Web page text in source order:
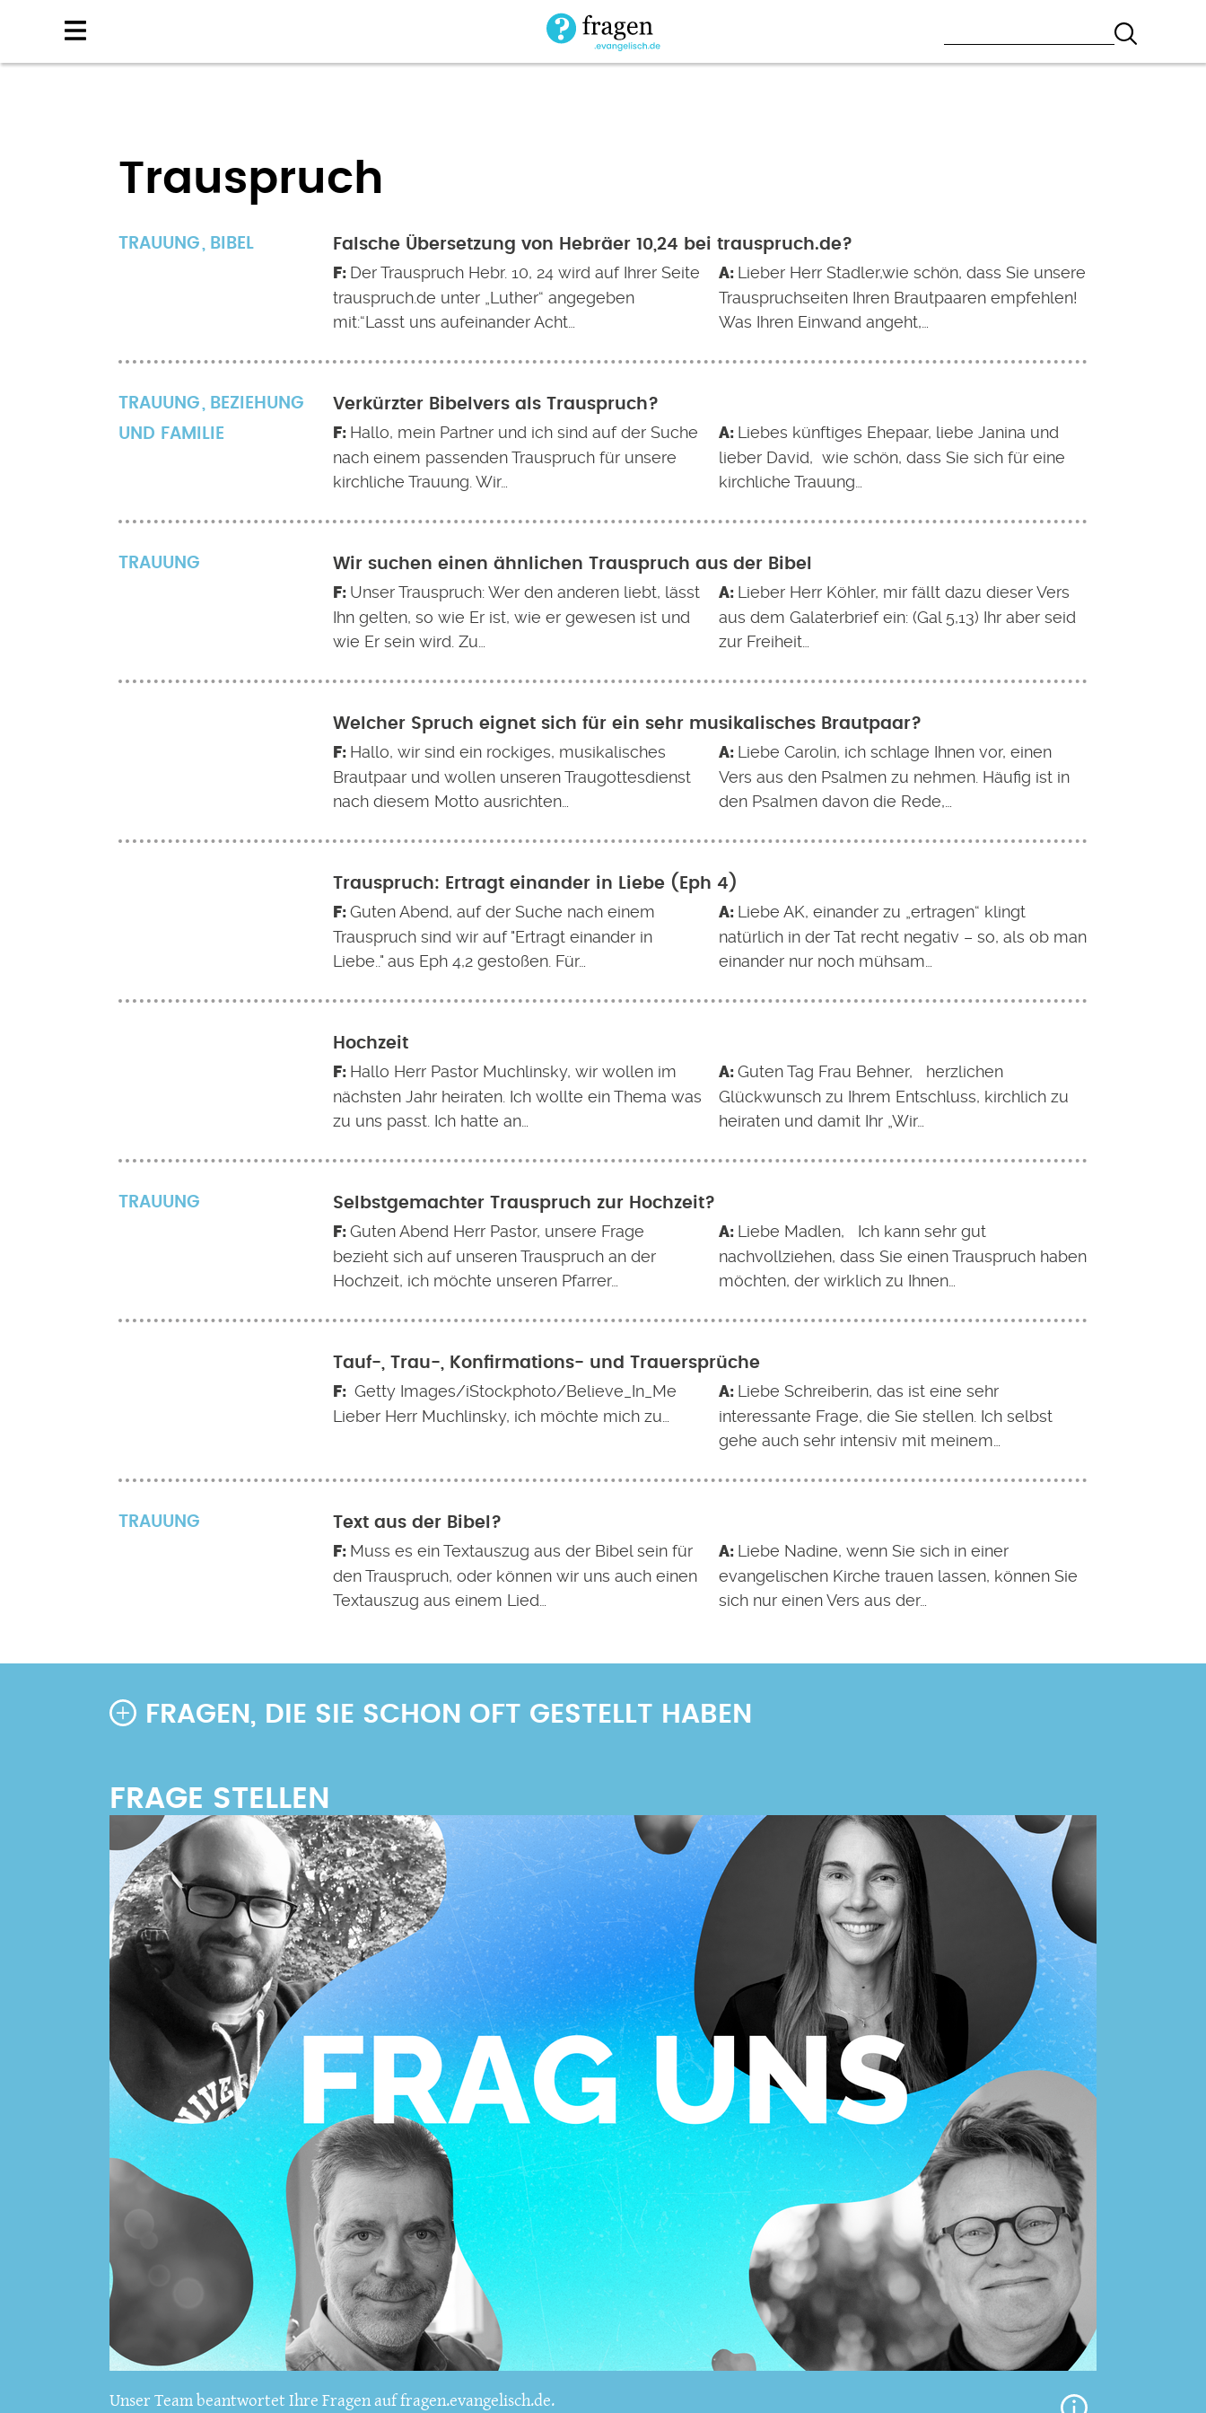
Trauspruch
TRAUUNG BIBEL Falsche Übersetzung von Hebräer 10,24 bei trauspruch.de?
Der Trauspruch Hebr. 10, 24 wird auf Ihrer Seite
trauspruch.de unter „Luther“ angegeben
mit:“Lasst uns aufeinander Acht…
Lieber Herr Stadler,wie schön, dass Sie unsere
Trauspruchseiten Ihren Brautpaaren empfehlen!
Was Ihren Einwand angeht,…
TRAUUNG
BEZIEHUNG
UND FAMILIE
Verkürzter Bibelvers als Trauspruch?
Hallo, mein Partner und ich sind auf der Suche
nach einem passenden Trauspruch für unsere
kirchliche Trauung. Wir…
Liebes künftiges Ehepaar, liebe Janina und
lieber David, wie schön, dass Sie sich für eine
kirchliche Trauung…
TRAUUNG Wir suchen einen ähnlichen Trauspruch aus der Bibel
Unser Trauspruch: Wer den anderen liebt, lässt
Ihn gelten, so wie Er ist, wie er gewesen ist und
wie Er sein wird. Zu…
Lieber Herr Köhler, mir fällt dazu dieser Vers
aus dem Galaterbrief ein: (Gal 5,13) Ihr aber seid
zur Freiheit…
Welcher Spruch eignet sich für ein sehr musikalisches Brautpaar?
Hallo, wir sind ein rockiges, musikalisches
Brautpaar und wollen unseren Traugottesdienst
nach diesem Motto ausrichten…
Liebe Carolin, ich schlage Ihnen vor, einen
Vers aus den Psalmen zu nehmen. Häufig ist in
den Psalmen davon die Rede,…
Trauspruch: Ertragt einander in Liebe (Eph 4)
Guten Abend, auf der Suche nach einem
Trauspruch sind wir auf "Ertragt einander in
Liebe.." aus Eph 4,2 gestoßen. Für…
Liebe AK, einander zu „ertragen“ klingt
natürlich in der Tat recht negativ – so, als ob man
einander nur noch mühsam…
Hochzeit
Hallo Herr Pastor Muchlinsky, wir wollen im
nächsten Jahr heiraten. Ich wollte ein Thema was
zu uns passt. Ich hatte an…
Guten Tag Frau Behner, herzlichen
Glückwunsch zu Ihrem Entschluss, kirchlich zu
heiraten und damit Ihr „Wir…
TRAUUNG Selbstgemachter Trauspruch zur Hochzeit?
Guten Abend Herr Pastor, unsere Frage
bezieht sich auf unseren Trauspruch an der
Hochzeit, ich möchte unseren Pfarrer…
Liebe Madlen, Ich kann sehr gut
nachvollziehen, dass Sie einen Trauspruch haben
möchten, der wirklich zu Ihnen…
Tauf-, Trau-, Konfirmations- und Trauersprüche
Getty Images/iStockphoto/Believe_In_Me
Lieber Herr Muchlinsky, ich möchte mich zu…
Liebe Schreiberin, das ist eine sehr
interessante Frage, die Sie stellen. Ich selbst
gehe auch sehr intensiv mit meinem…
TRAUUNG Text aus der Bibel?
Muss es ein Textauszug aus der Bibel sein für
den Trauspruch, oder können wir uns auch einen
Textauszug aus einem Lied…
Liebe Nadine, wenn Sie sich in einer
evangelischen Kirche trauen lassen, können Sie
sich nur einen Vers aus der…
FRAGEN, DIE SIE SCHON OFT GESTELLT HABEN
Unser Team beantwortet Ihre Fragen auf fragen.evangelisch.de.